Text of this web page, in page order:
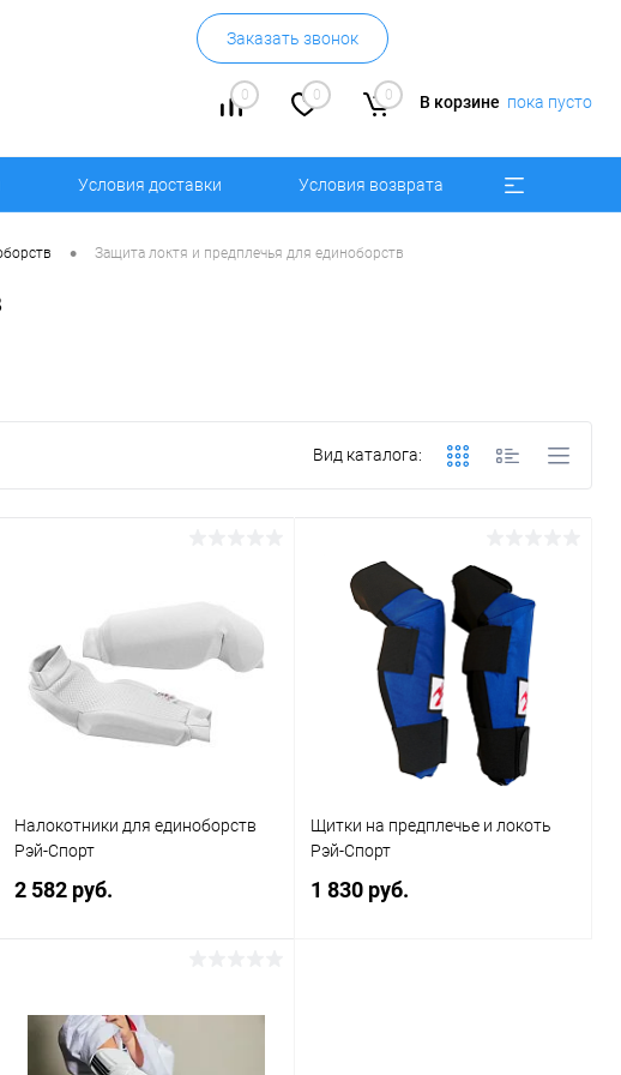
Заказать звонок
0 0 0 В корзине пока пусто
Условия доставки Условия возврата
• Защита локтя и предплечья для единоборств
Вид каталога:
Налокотники для единоборств
Рэй-Спорт
2 582 руб.
Купить в 1 клик
Щитки на предплечье и локоть
Рэй-Спорт
1 830 руб.